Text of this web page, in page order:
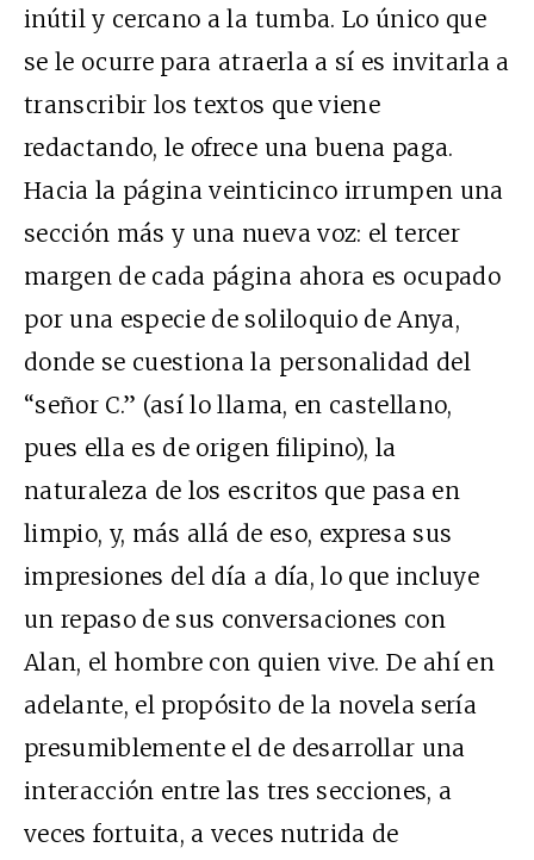
inútil y cercano a la tumba. Lo único que
se le ocurre para atraerla a sí es invitarla a
transcribir los textos que viene
redactando, le ofrece una buena paga.
Hacia la página veinticinco irrumpen una
sección más y una nueva voz: el tercer
margen de cada página ahora es ocupado
por una especie de soliloquio de Anya,
donde se cuestiona la personalidad del
“señor C.” (así lo llama, en castellano,
pues ella es de origen filipino), la
naturaleza de los escritos que pasa en
limpio, y, más allá de eso, expresa sus
impresiones del día a día, lo que incluye
un repaso de sus conversaciones con
Alan, el hombre con quien vive. De ahí en
adelante, el propósito de la novela sería
presumiblemente el de desarrollar una
interacción entre las tres secciones, a
veces fortuita, a veces nutrida de